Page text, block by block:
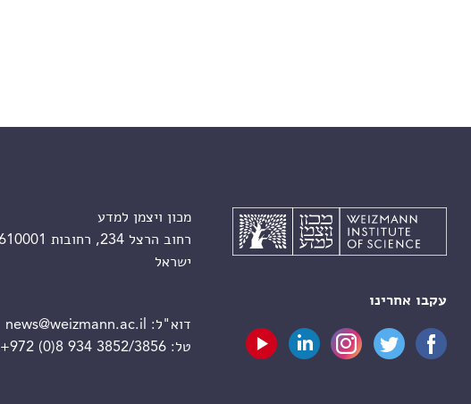
עקבו אחרינו
מכון ויצמן למדע
רחוב הרצל 234, רחובות 7610001
ישראל
דוא"ל:
news@weizmann.ac.il
טל:+972 (0)8 934 3852/3856